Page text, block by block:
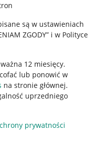
są w ustawieniach
ZGODY” i w Polityce
12 miesięcy.
lub ponowić w
na stronie głównej.
uprzedniego
prywatności